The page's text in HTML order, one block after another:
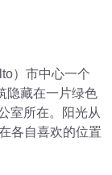
）市中心一个
隐藏在一片绿色
室所在。阳光从
各自喜欢的位置